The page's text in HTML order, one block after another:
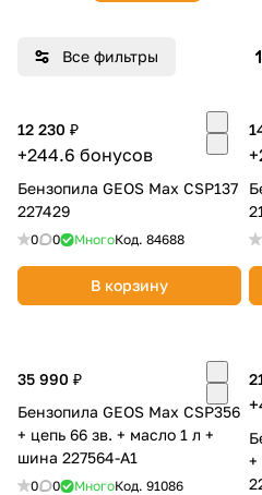
Все фильтры
12 230 ₽
+244.6 бонусов
Бензопила GEOS Max CSP137
227429
0 0 МногоКод. 84688
В корзину
35 990 ₽
Бензопила GEOS Max CSP356
+ цепь 66 зв. + масло 1 л +
шина 227564-A1
0 0 МногоКод. 91086
+
Добавляйте товары
в корзину
Оплачивайте сегодня
25% картой любого
Оставшиеся75%
списыватьсяс
по25% каждые 2